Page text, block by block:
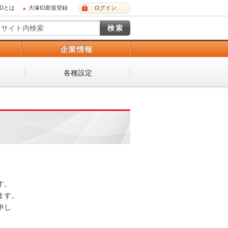
とは 大塚ID新規登録 ログイン
企業情報
各種設定
。
す。
し